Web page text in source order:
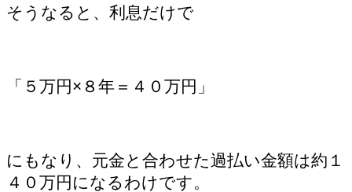
そうなると、利息だけで
「５万円×８年＝４０万円」
にもなり、元金と合わせた過払い金額は約１
４０万円になるわけです。